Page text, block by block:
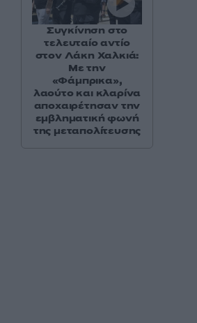
Συγκίνηση στο
τελευταίο αντίο
στον Λάκη Χαλκιά:
Με την
«Φάμπρικα»,
λαούτο και κλαρίνα
αποχαιρέτησαν την
εμβληματική φωνή
της μεταπολίτευσης